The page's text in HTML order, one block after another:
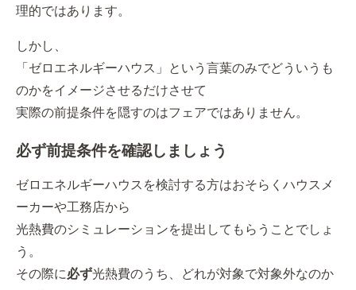
理的ではあります。
しかし、
「ゼロエネルギーハウス」という言葉のみでどういうも
のかをイメージさせるだけさせて
実際の前提条件を隠すのはフェアではありません。
必ず前提条件を確認しましょう
ゼロエネルギーハウスを検討する方はおそらくハウスメ
ーカーや工務店から
光熱費のシミュレーションを提出してもらうことでしょ
う。
その際に必ず光熱費のうち、どれが対象で対象外なのか